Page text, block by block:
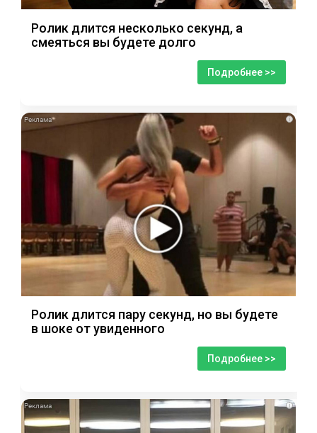
Ролик длится несколько секунд, а
смеяться вы будете долго
Подробнее >>
i
Ролик длится пару секунд, но вы будете
в шоке от увиденного
Подробнее >>
i